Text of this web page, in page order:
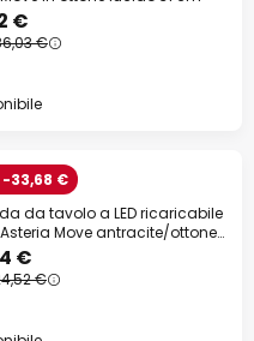
€
€
-33,68 €
da tavolo a LED ricaricabile
Asteria Move antracite/ottone
€
€